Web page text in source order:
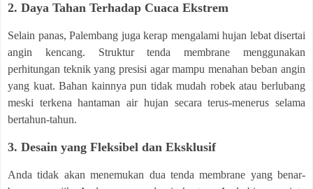
2. Daya Tahan Terhadap Cuaca Ekstrem
Selain panas, Palembang juga kerap mengalami hujan lebat disertai
angin kencang. Struktur tenda membrane menggunakan
perhitungan teknik yang presisi agar mampu menahan beban angin
yang kuat. Bahan kainnya pun tidak mudah robek atau berlubang
meski terkena hantaman air hujan secara terus-menerus selama
bertahun-tahun.
3. Desain yang Fleksibel dan Eksklusif
Anda tidak akan menemukan dua tenda membrane yang benar-